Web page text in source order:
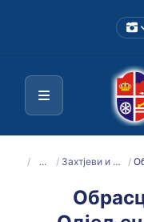
/ ... / Захтјеви и обрасци /